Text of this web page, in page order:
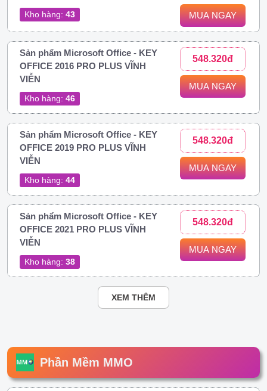
Kho hàng: 43 MUA NGAY
Sản phẩm Microsoft Office - KEY
OFFICE 2016 PRO PLUS VĨNH
VIỄN
Kho hàng: 46
548.320đ
MUA NGAY
Sản phẩm Microsoft Office - KEY
OFFICE 2019 PRO PLUS VĨNH
VIỄN
Kho hàng: 44
548.320đ
MUA NGAY
Sản phẩm Microsoft Office - KEY
OFFICE 2021 PRO PLUS VĨNH
VIỄN
Kho hàng: 38
548.320đ
MUA NGAY
XEM THÊM
Phần Mềm MMO